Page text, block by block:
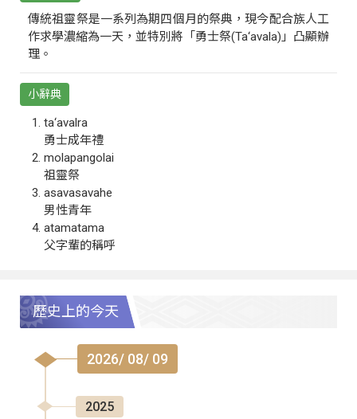
傳統祖靈祭是一系列為期四個月的祭典，現今配合族人工
作求學濃縮為一天，並特別將「勇士祭(Ta‘avala)」凸顯辦
理。
小辭典
ta‘avalra
勇士成年禮
molapangolai
祖靈祭
asavasavahe
男性青年
atamatama
父字輩的稱呼
歷史上的今天
2026/ 08/ 09
2025